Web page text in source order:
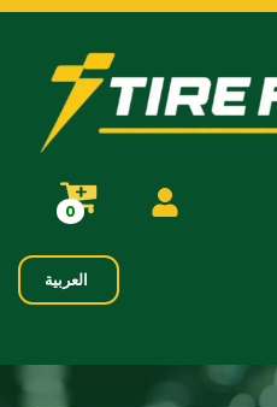
0
العربية